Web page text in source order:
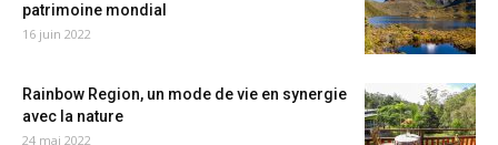
patrimoine mondial
16 juin 2022
Rainbow Region, un mode de vie en synergie
avec la nature
24 mai 2022